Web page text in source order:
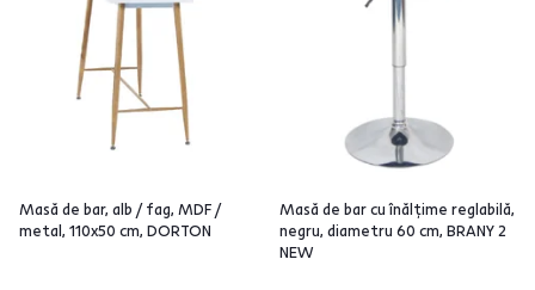
Masă de bar, alb / fag, MDF /
metal, 110x50 cm, DORTON
Masă de bar cu înălţime reglabilă,
negru, diametru 60 cm, BRANY 2
NEW